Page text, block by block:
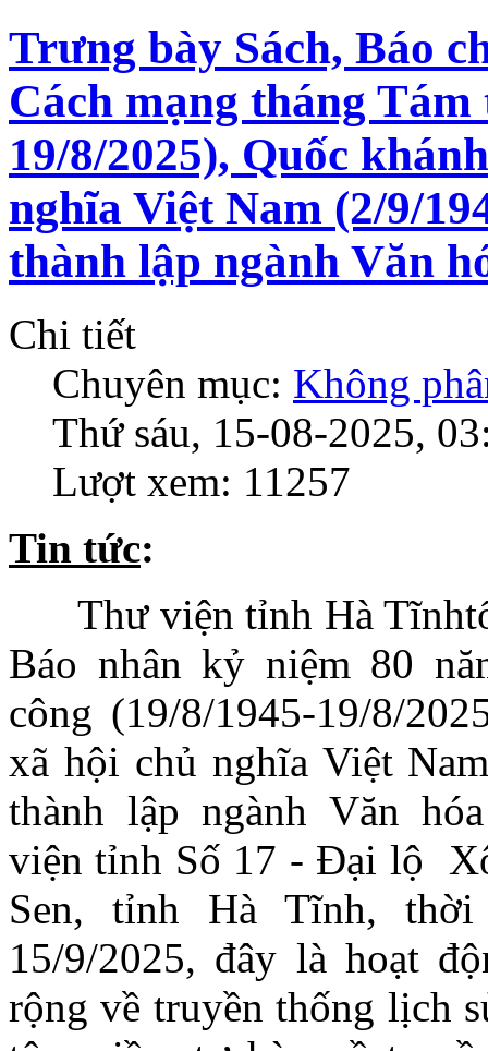
Trưng bày Sách, Báo
Cách mạng tháng
19/8/2025), Quốc
nghĩa Việt Nam (2/9/
thành lập ngành Văn
Chi tiết
Chuyên mục: Không
Thứ sáu, 15-08-2025,
Lượt xem: 11257
Tin tức:
Thư viện tỉnh Hà
Báo nhân kỷ niệm 80
công (19/8/1945-19/8/
xã hội chủ nghĩa Việt
thành lập ngành Văn
viện tỉnh Số 17 - Đại lộ
Sen, tỉnh Hà Tĩnh,
15/9/2025, đây là hoạt
rộng về truyền thống lịch